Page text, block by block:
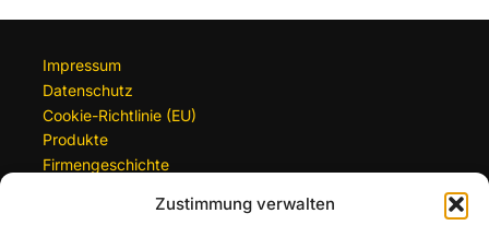
Zustimmung verwalten
Impressum
Datenschutz
Cookie-Richtlinie (EU)
Produkte
Firmengeschichte